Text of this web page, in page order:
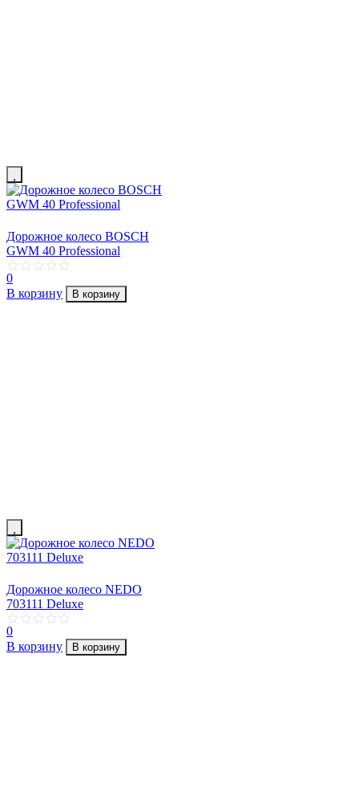
Дорожное колесо BOSCH
GWM 40 Professional
0
В корзину
В корзину
Дорожное колесо NEDO
703111 Deluxe
0
В корзину
В корзину